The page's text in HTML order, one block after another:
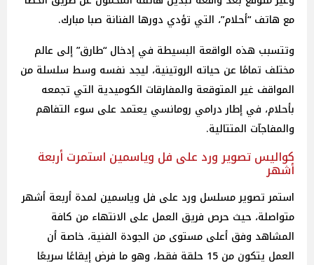
مع هاتف “أحلام”، التي تؤدي دورها الفنانة صبا مبارك.
وتتسبب هذه الواقعة البسيطة في إدخال “طارق” إلى عالم
مختلف تمامًا عن حياته الروتينية، ليجد نفسه وسط سلسلة من
المواقف غير المتوقعة والمفارقات الكوميدية التي تجمعه
بأحلام، في إطار درامي رومانسي يعتمد على سوء التفاهم
والمفاجآت المتتالية.
كواليس تصوير ورد على فل وياسمين استمرت أربعة
أشهر
استمر تصوير مسلسل ورد على فل وياسمين لمدة أربعة أشهر
متواصلة، حيث حرص فريق العمل على الانتهاء من كافة
المشاهد وفق أعلى مستوى من الجودة الفنية، خاصة أن
العمل يتكون من 15 حلقة فقط، وهو ما فرض إيقاعًا سريعًا